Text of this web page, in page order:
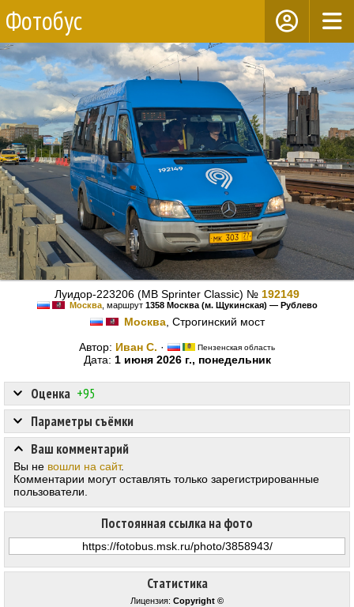
Фотобус
Луидор-223206 (MB Sprinter Classic) № 192149
Москва, маршрут 1358 Москва (м. Щукинская) — Рублево
Москва, Строгинский мост
Автор: Иван С. · Пензенская область
Дата: 1 июня 2026 г., понедельник
Статистика
Лицензия: Copyright ©
Оценка +95
Постоянная ссылка на фото
Параметры съёмки
Ваш комментарий
Вы не вошли на сайт.
Комментарии могут оставлять только зарегистрированные
пользователи.